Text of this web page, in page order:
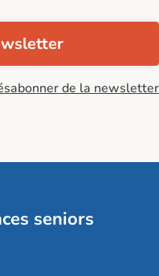
de la newsletter
seniors